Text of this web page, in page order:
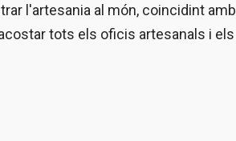
l'artesania al món, coincidint
tots els oficis artesanals i